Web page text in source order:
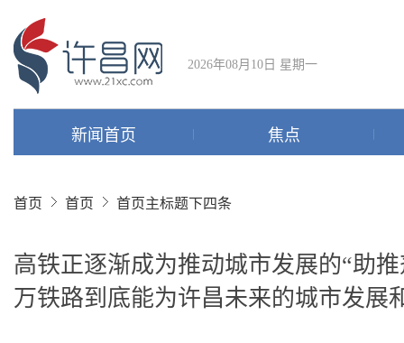
2026年08月10日 星期一
新闻首页 焦点
首页 首页 首页主标题下四条
高铁正逐渐成为推动城市发展的“助
万铁路到底能为许昌未来的城市发展